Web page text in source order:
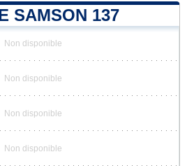
SAMSON 137
Non disponible
Non disponible
Non disponible
Non disponible